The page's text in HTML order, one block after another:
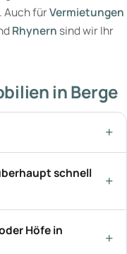
Auch fürVermietungen
Rhynern sind wir Ihr
in Berge
schnell
Höfe in